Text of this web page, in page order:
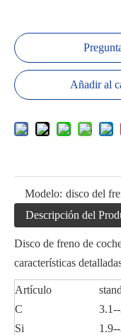
Añadir al
Modelo: disco del
Descripción del
Disco de freno de
características
Artículo
C
Si